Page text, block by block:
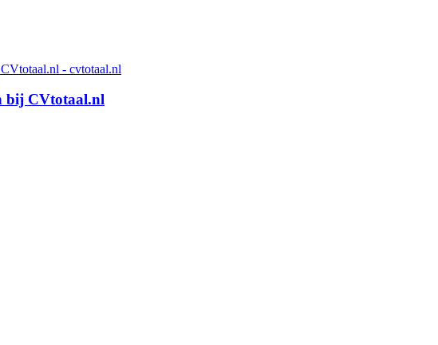
bij CVtotaal.nl